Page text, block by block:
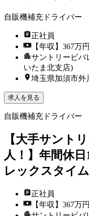
自販機補充ドライバー
正社員
【年収】367万
サントリービバ
いたま北支店)
埼玉県加須市外
求人を見る
自販機補充ドライバー
【大手サント
人！】年間休
レックスタイ
正社員
【年収】367万